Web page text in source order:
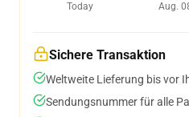
Today
Aug.
Sichere Transaktion
Weltweite Lieferung bis vor
Sendungsnummer für alle